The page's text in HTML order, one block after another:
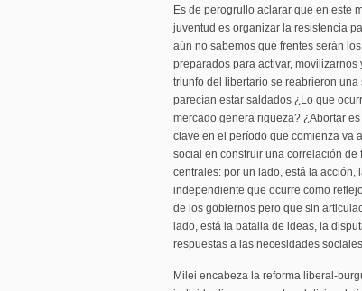
Es de perogrullo aclarar que en este
juventud es organizar la resistencia
aún no sabemos qué frentes serán
preparados para activar, movilizarnos
triunfo del libertario se reabrieron
parecían estar saldados ¿Lo que
mercado genera riqueza? ¿Abortar
clave en el período que comienza va
social en construir una correlación
centrales: por un lado, está la acción,
independiente que ocurre como
de los gobiernos pero que sin
lado, está la batalla de ideas, la
respuestas a las necesidades
Milei encabeza la reforma liberal-